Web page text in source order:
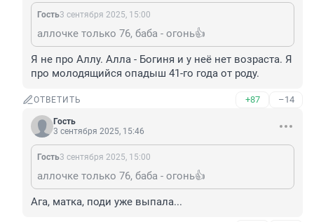
Гость3 сентября 2025, 15:00
аллочке только 76, баба - огонь👍
Я не про Аллу. Алла - Богиня и у неё нет возраста. Я
про молодящийся опадыш 41-го года от роду.
ОТВЕТИТЬ +87 –14
Гость
3 сентября 2025, 15:46
Гость3 сентября 2025, 15:00
аллочке только 76, баба - огонь👍
Ага, матка, поди уже выпала...